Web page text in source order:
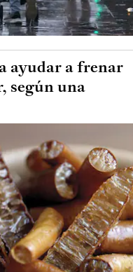
ayudar a frenar
según una